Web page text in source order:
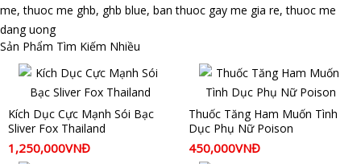
me,thuoc me ghb, ghb blue, ban thuoc gay me gia re,thuoc me
dang uong
Sản Phẩm Tìm Kiếm Nhiều
Kích Dục Cực Mạnh Sói Bạc
Sliver Fox Thailand
1,250,000VNĐ
Thuốc Tăng Ham Muốn Tình
Dục Phụ Nữ Poison
450,000VNĐ